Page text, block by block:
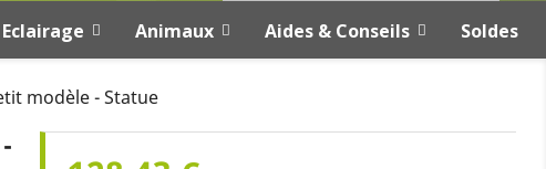
Eclairage Animaux Aides & Conseils Soldes
modèle - Statue